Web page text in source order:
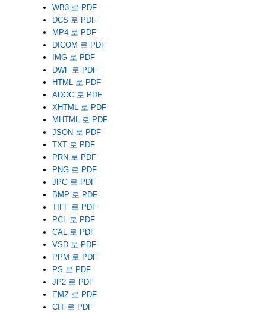
WB3 로 PDF
DCS 로 PDF
MP4 로 PDF
DICOM 로 PDF
IMG 로 PDF
DWF 로 PDF
HTML 로 PDF
ADOC 로 PDF
XHTML 로 PDF
MHTML 로 PDF
JSON 로 PDF
TXT 로 PDF
PRN 로 PDF
PNG 로 PDF
JPG 로 PDF
BMP 로 PDF
TIFF 로 PDF
PCL 로 PDF
CAL 로 PDF
VSD 로 PDF
PPM 로 PDF
PS 로 PDF
JP2 로 PDF
EMZ 로 PDF
CIT 로 PDF